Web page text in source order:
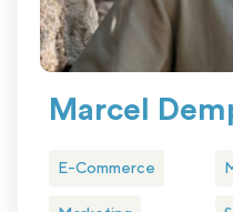
Marcel
E-Commerce